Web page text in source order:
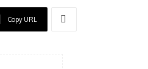
Copy URL